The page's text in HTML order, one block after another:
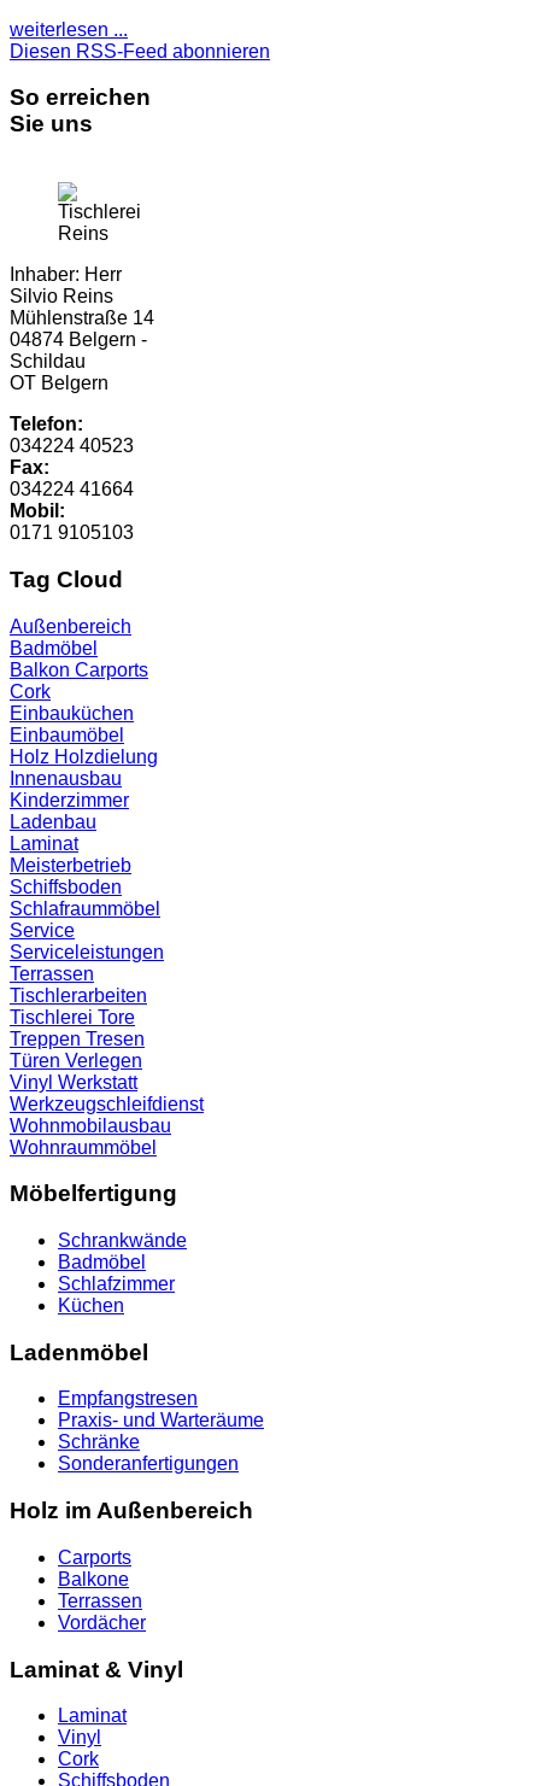
weiterlesen ...
Diesen RSS-Feed abonnieren
So erreichen
Sie uns
Inhaber: Herr
Silvio Reins
Mühlenstraße 14
04874 Belgern -
Schildau
OT Belgern
Telefon:
034224 40523
Fax:
034224 41664
Mobil:
0171 9105103
Tag Cloud
Außenbereich
Badmöbel
Balkon Carports
Cork
Einbauküchen
Einbaumöbel
Holz Holzdielung
Innenausbau
Kinderzimmer
Ladenbau
Laminat
Meisterbetrieb
Schiffsboden
Schlafraummöbel
Service
Serviceleistungen
Terrassen
Tischlerarbeiten
Tischlerei Tore
Treppen Tresen
Türen Verlegen
Vinyl Werkstatt
Werkzeugschleifdienst
Wohnmobilausbau
Wohnraummöbel
Möbelfertigung
Schrankwände
Badmöbel
Schlafzimmer
Küchen
Ladenmöbel
Empfangstresen
Praxis- und Warteräume
Schränke
Sonderanfertigungen
Holz im Außenbereich
Carports
Balkone
Terrassen
Vordächer
Laminat & Vinyl
Laminat
Vinyl
Cork
Schiffsboden